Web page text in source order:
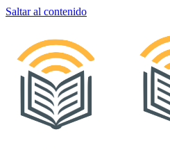
Saltar al contenido